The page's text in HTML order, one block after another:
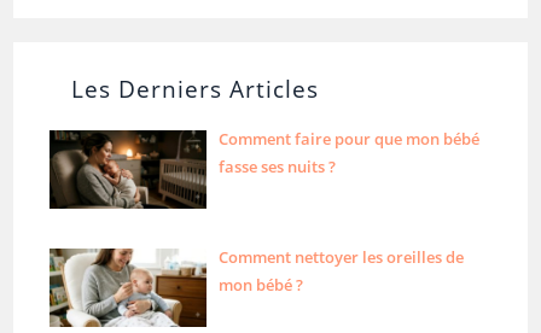
Les Derniers Articles
Comment faire pour que mon bébé
fasse ses nuits ?
Comment nettoyer les oreilles de
mon bébé ?